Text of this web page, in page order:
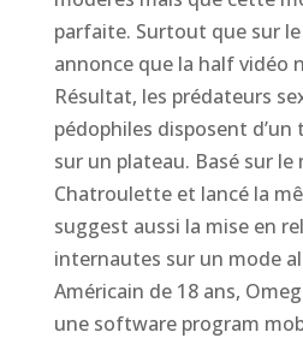
parfaite. Surtout que sur
annonce que la half vidéo
Résultat, les prédateurs
pédophiles disposent
sur un plateau. Basé sur
Chatroulette et lancé la
suggest aussi la mise en
internautes sur un mode
Américain de 18 ans,
une software program